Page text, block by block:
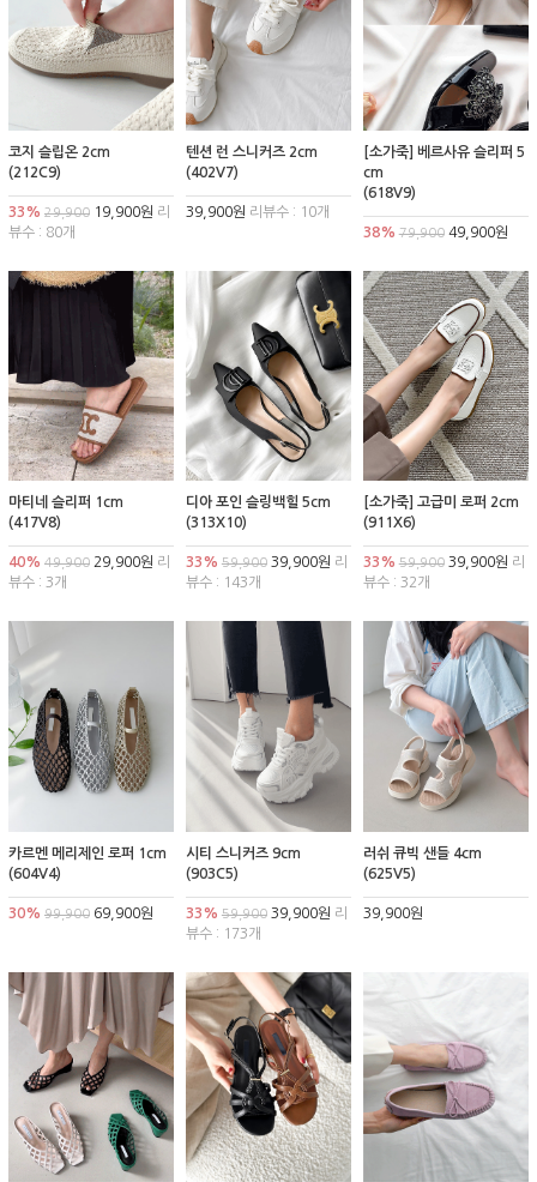
코지 슬립온 2cm
(212C9)
33% 29,900 19,900원 리
뷰수 : 80개
텐션 런 스니커즈 2cm
(402V7)
39,900원 리뷰수 : 10개
[소가죽] 베르사유 슬리퍼 5
cm
(618V9)
38% 79,90049,900원
마티네 슬리퍼 1cm
(417V8)
40% 49,900 29,900원 리
뷰수 : 3개
디아 포인 슬링백힐 5cm
(313X10)
33% 59,90039,900원 리
뷰수 : 143개
[소가죽] 고급미 로퍼 2cm
(911X6)
33% 59,90039,900원 리
뷰수 : 32개
카르멘 메리제인 로퍼 1cm
(604V4)
30% 99,900 69,900원
시티 스니커즈 9cm
(903C5)
33% 59,90039,900원 리
뷰수 : 173개
러쉬 큐빅 샌들 4cm
(625V5)
39,900원